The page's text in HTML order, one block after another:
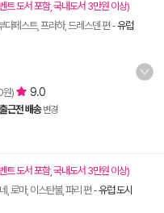
트 도서 포함, 국내도서 3만원 이상)
다페스트, 프라하, 드레스덴 편 -유럽
원) 9.0
출근전 배송 변경
트 도서 포함, 국내도서 3만원 이상)
, 로마, 이스탄불, 파리 편 -유럽 도시